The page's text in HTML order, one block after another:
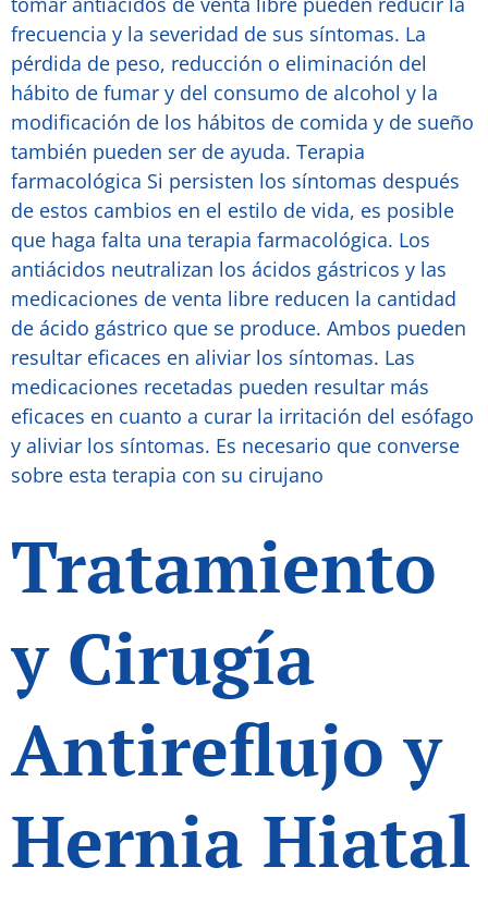
frecuencia y la severidad de sus síntomas. La
pérdida de peso, reducción o eliminación del
hábito de fumar y del consumo de alcohol y la
modificación de los hábitos de comida y de sueño
también pueden ser de ayuda. Terapia
farmacológica Si persisten los síntomas después
de estos cambios en el estilo de vida, es posible
que haga falta una terapia farmacológica. Los
antiácidos neutralizan los ácidos gástricos y las
medicaciones de venta libre reducen la cantidad
de ácido gástrico que se produce. Ambos pueden
resultar eficaces en aliviar los síntomas. Las
medicaciones recetadas pueden resultar más
eficaces en cuanto a curar la irritación del esófago
y aliviar los síntomas. Es necesario que converse
sobre esta terapia con su cirujano
Tratamiento
y Cirugía
Antireflujo y
Hernia Hiatal